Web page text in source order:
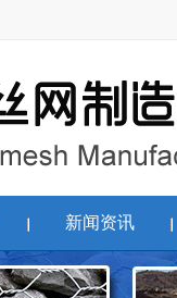
新闻资讯